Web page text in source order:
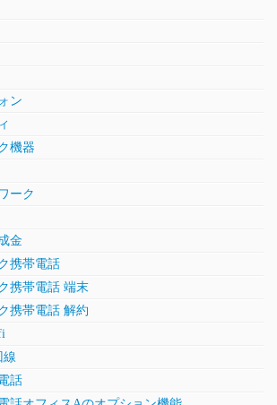
ン
機器
ーク
金
携帯電話
携帯電話 端末
携帯電話 解約
線
話